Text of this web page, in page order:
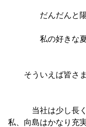
だんだんと
私の好きな
そういえば皆さ
当社は少し長
私、向島はかなり充